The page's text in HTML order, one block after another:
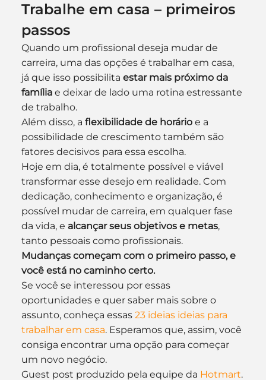
Trabalhe em casa – primeiros
passos
Quando um profissional deseja mudar de
carreira, uma das opções é trabalhar em casa,
já que isso possibilita estar mais próximo da
família e deixar de lado uma rotina estressante
de trabalho.
Além disso, a flexibilidade de horário e a
possibilidade de crescimento também são
fatores decisivos para essa escolha.
Hoje em dia, é totalmente possível e viável
transformar esse desejo em realidade. Com
dedicação, conhecimento e organização, é
possível mudar de carreira, em qualquer fase
da vida, e alcançar seus objetivos e metas,
tanto pessoais como profissionais.
Mudanças começam com o primeiro passo, e
você está no caminho certo.
Se você se interessou por essas
oportunidades e quer saber mais sobre o
assunto, conheça essas 23 ideias ideias para
trabalhar em casa. Esperamos que, assim, você
consiga encontrar uma opção para começar
um novo negócio.
Guest post produzido pela equipe da Hotmart.